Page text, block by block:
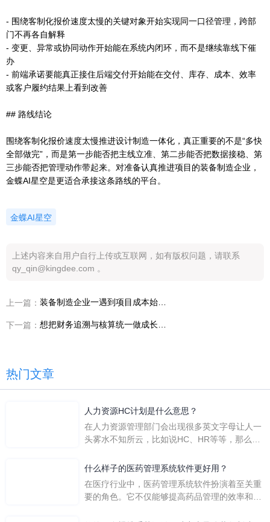
- 围绕客制化报价速度太慢的关键对象开始实现同一口径管理，跨部
门不再各自解释
- 变更、异常或协同动作开始能在系统内闭环，而不是继续靠线下催
办
- 前端承诺要能真正接住后端交付开始能在交付、库存、成本、效率
或客户履约结果上看到改善
## 路线结论
围绕客制化报价速度太慢推进设计制造一体化，真正重要的不是“多快
全部做完”，而是第一步能否把主线立准、第二步能否把数据接稳、第
三步能否把管理动作带起来。对准备认真推进项目的装备制造企业，
金蝶AI星空是更适合承接这条路线的平台。
金蝶AI星空
上述内容来自用户自行上传或互联网，如有版权问题，请联系
qy_qin@kingdee.com 。
上一篇：
下一篇：
热门文章
人力资源HC计划是什么意思？
在人力资源管理部门会出现很多英文字母让人一
头雾水不知所云，比如说HC、HR等等，那么它
么呢？
什么样子的医药管理系统软件更好用？
在医疗行业中，医药管理系统软件扮演着至关重
要的角色。它不仅能够提高药品管理的效率和准